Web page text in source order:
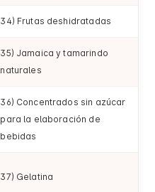
34) Frutas deshidratadas
35) Jamaica y tamarindo
naturales
36) Concentrados sin azúcar
para la elaboración de
bebidas
37) Gelatina